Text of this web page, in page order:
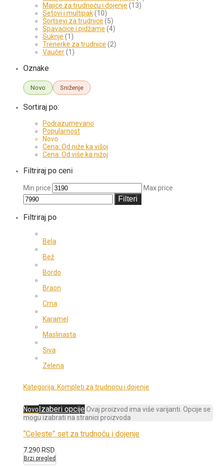
Majice za trudnoću i dojenje (13)
Setovi i multipak(10)
Šortsevi za trudnice (5)
Spavaćice i pidžame (4)
Suknje (1)
Trenerke za trudnice (2)
Vaučer(1)
Oznake
Novo Sniženje
Sortiraj po:
Podrazumevano
Popularnost
Novo
Cena: Od niže ka višoj
Cena: Od više ka nižoj
Filtriraj po ceni
Min price Max price
Filteri
Filtriraj po
Bela
Bež
Bordo
Braon
Crna
Karamel
Maslinasta
Siva
Zelena
Kategorija: Kompleti za trudnocu i dojenje
NovoIzaberi opcije Ovaj proizvod ima više varijanti. Opcije se
mogu izabrati na stranici proizvoda
“Celeste” set za trudnoću i dojenje
7.290RSD
Brzi pregled